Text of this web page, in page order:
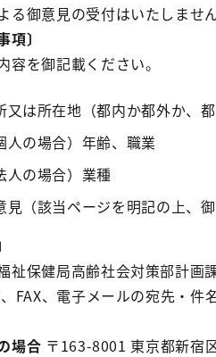
る御意見の受付はいたしませ
項〕
容を御記載ください。
又は所在地（都内か都外か、
人の場合）年齢、職業
人の場合）業種
見（該当ページを明記の上、
祉保健局高齢社会対策部計画
FAX、電子メールの宛先・件
場合 〒163-8001 東京都新宿